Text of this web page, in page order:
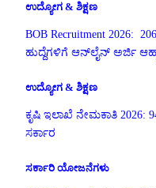
ಉದ್ಯೋಗ & ಶಿಕ್ಷಣ
BOB Recruitment 2026:
ಹುದ್ದೆಗಳಿಗೆ ಆನ್‌ಲೈನ್ ಅರ್ಜಿ
ಉದ್ಯೋಗ & ಶಿಕ್ಷಣ
ಕೃಷಿ ಇಲಾಖೆ ನೇಮಕಾತಿ 2026:
ಸರ್ಕಾರ
ಸರ್ಕಾರಿ ಯೋಜನೆಗಳು